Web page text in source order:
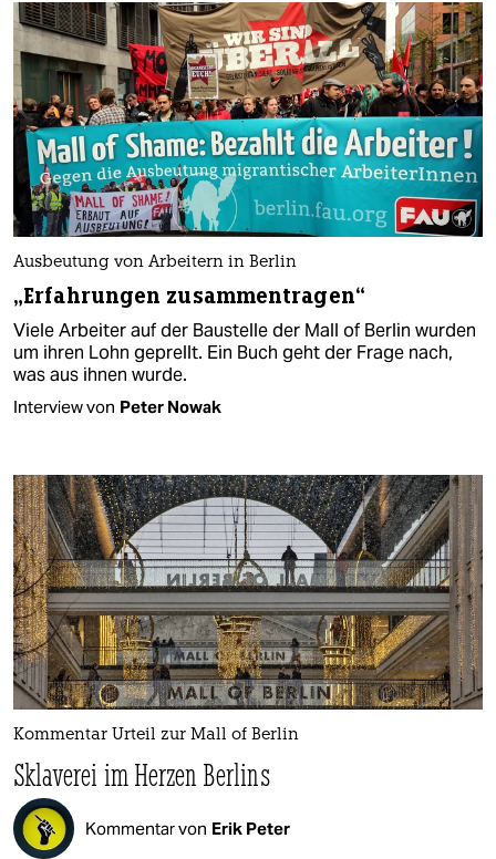
Ausbeutung von Arbeitern in Berlin
„Erfahrungen zusammentragen“
Viele Arbeiter auf der Baustelle der Mall of Berlin wurden
um ihren Lohn geprellt. Ein Buch geht der Frage nach,
was aus ihnen wurde.
Interview von Peter Nowak
Kommentar Urteil zur Mall of Berlin
Sklaverei im Herzen Berlins
Kommentar von Erik Peter